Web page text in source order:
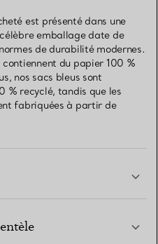
est présenté dans une
emballage date de
de durabilité modernes.
contiennent du papier 100 %
nos sacs bleus sont
% recyclé, tandis que les
fabriquées à partir de